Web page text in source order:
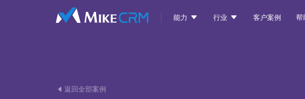
能力  行业  客户案例 帮
 返回全部案例